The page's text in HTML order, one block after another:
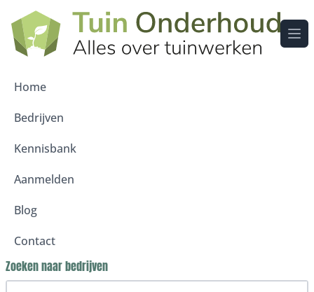
Home
Bedrijven
Kennisbank
Aanmelden
Blog
Contact
Zoeken naar bedrijven